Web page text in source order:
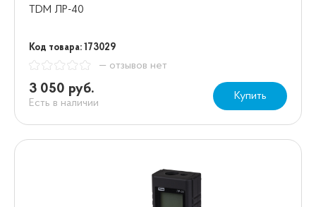
TDM ЛР-40
Код товара: 173029
— отзывов нет
3 050 руб.
Есть в наличии
Купить